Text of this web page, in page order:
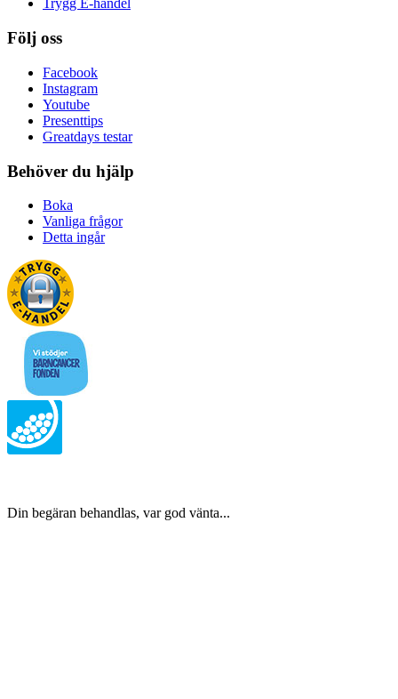
Trygg E-handel
Följ oss
Facebook
Instagram
Youtube
Presenttips
Greatdays testar
Behöver du hjälp
Boka
Vanliga frågor
Detta ingår
Din begäran behandlas, var god vänta...